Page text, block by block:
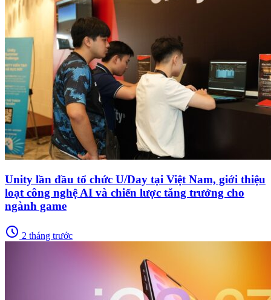
Unity lần đầu tổ chức U/Day tại Việt Nam, giới thiệu
loạt công nghệ AI và chiến lược tăng trưởng cho
ngành game
schedule 2 tháng trước